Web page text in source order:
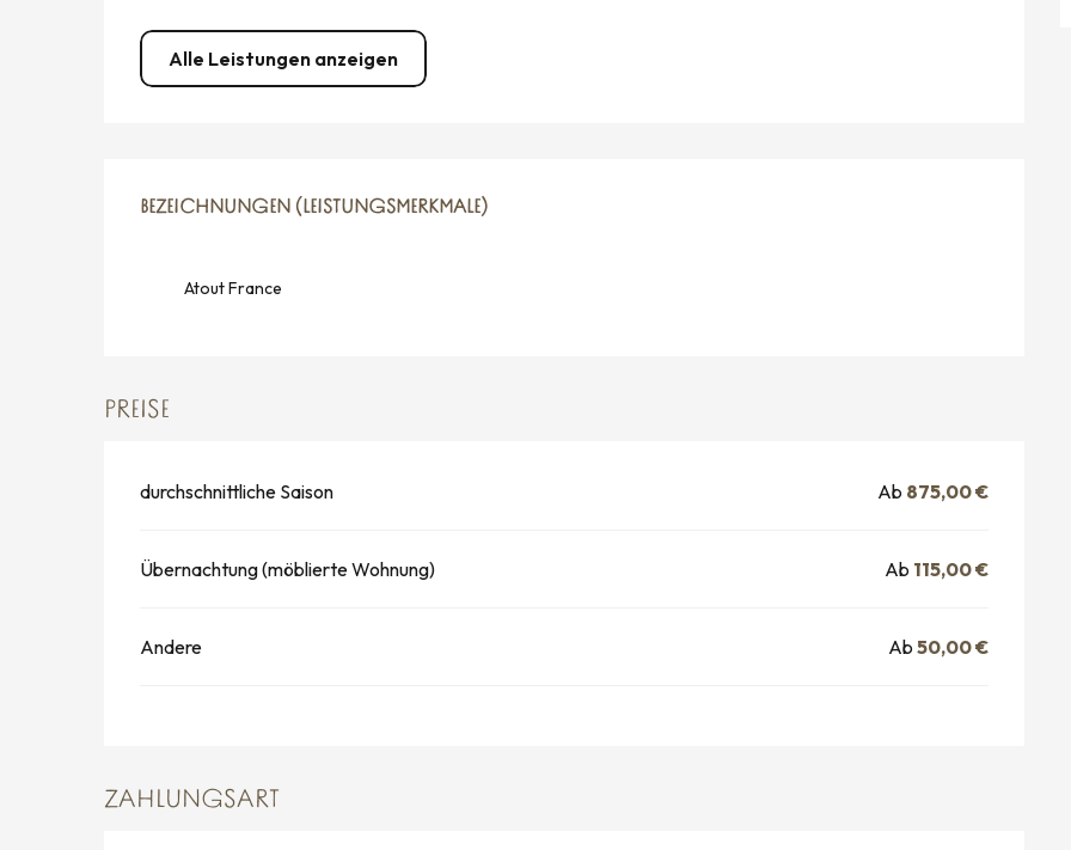
Alle Leistungen anzeigen
LEISTUNGENSMÖGLICHKEITEN
BEZEICHNUNGEN (LEISTUNGSMERKMALE)
BEZEICHNUNGEN (LEISTUNGSMERKMALE)
Atout France
PREISE
durchschnittliche Saison Ab 875,00 €
Übernachtung (möblierte Wohnung) Ab 115,00 €
Andere Ab50,00 €
ZAHLUNGSART